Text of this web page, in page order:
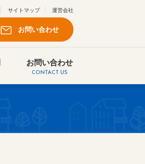
サイトマップ 運営会社
お問い合わせ
お問い合わせ
CONTACT US